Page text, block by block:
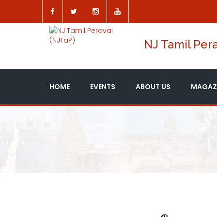
NJ Tamil
HOME EVENTS ABOUT US